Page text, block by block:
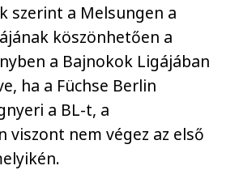
szerint a Melsungen a
köszönhetően a
a Bajnokok Ligájában
ha a Füchse Berlin
a BL-t, a
viszont nem végez az első